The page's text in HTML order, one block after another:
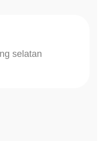
selatan